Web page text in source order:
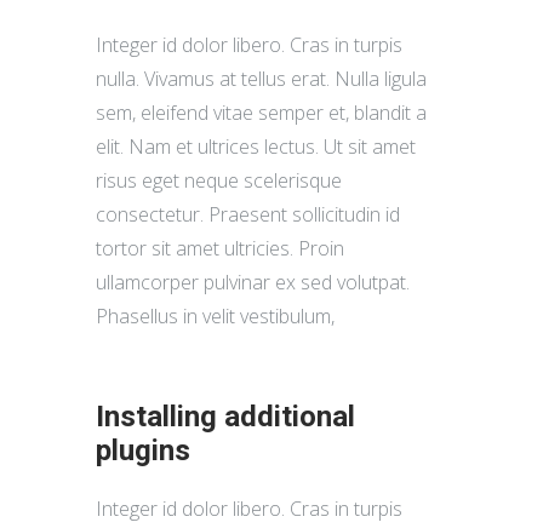
Integer id dolor libero. Cras in turpis
nulla. Vivamus at tellus erat. Nulla ligula
sem, eleifend vitae semper et, blandit a
elit. Nam et ultrices lectus. Ut sit amet
risus eget neque scelerisque
consectetur. Praesent sollicitudin id
tortor sit amet ultricies. Proin
ullamcorper pulvinar ex sed volutpat.
Phasellus in velit vestibulum,
Installing additional
plugins
Integer id dolor libero. Cras in turpis